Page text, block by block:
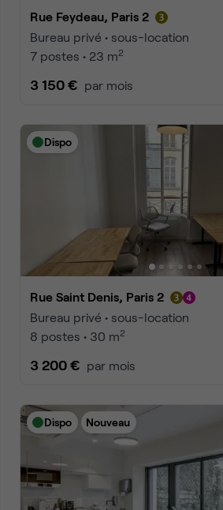
Rue Feydeau, Paris 2
Bureau privé • sous-location
7 postes • 23 m2
3 150 € par mois
Dispo
Rue Saint Denis, Paris 2
Bureau privé • sous-location
8 postes • 30 m2
3 200 € par mois
Dispo Nouveau